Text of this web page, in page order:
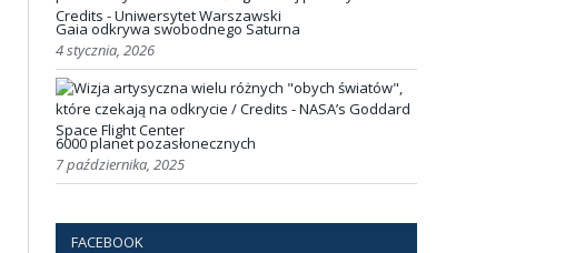
Gaia odkrywa swobodnego Saturna
4 stycznia, 2026
6000 planet pozasłonecznych
7 października, 2025
FACEBOOK